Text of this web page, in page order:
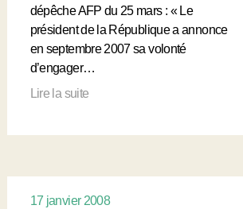
dépêche AFP du 25 mars : « Le
président de la République a annonce
en septembre 2007 sa volonté
d’engager…
Lire la suite
17 janvier 2008